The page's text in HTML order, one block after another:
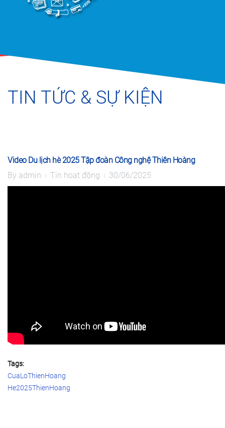
TIN TỨC & SỰ KIỆN
Video Du lịch hè 2025 Tập đoàn Công nghệ Thiên Hoàng
By admin Tin hoạt động 30/06/2025
Tags:
CuaLoThienHoang
He2025ThienHoang